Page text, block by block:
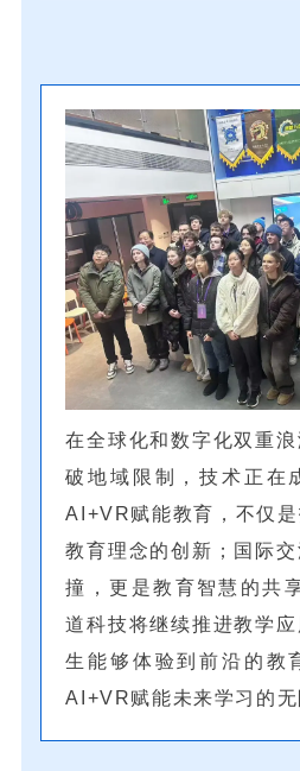
在全球化和数字化双重
破地域限制，技术正在
AI+VR赋能教育，不仅
教育理念的创新；国际
撞，更是教育智慧的共
道科技将继续推进教学
生能够体验到前沿的教
AI+VR赋能未来学习的无